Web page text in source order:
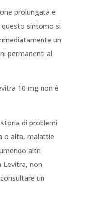
prolungata e
questo sintomo si
un
permanenti al
10 mg non è
di problemi
o alta, malattie
altri
Levitra, non
un